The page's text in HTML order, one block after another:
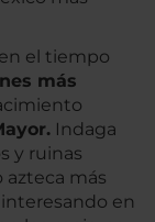
el tiempo
más
Indaga
y ruinas
más
en